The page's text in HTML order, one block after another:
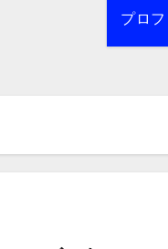
プロ